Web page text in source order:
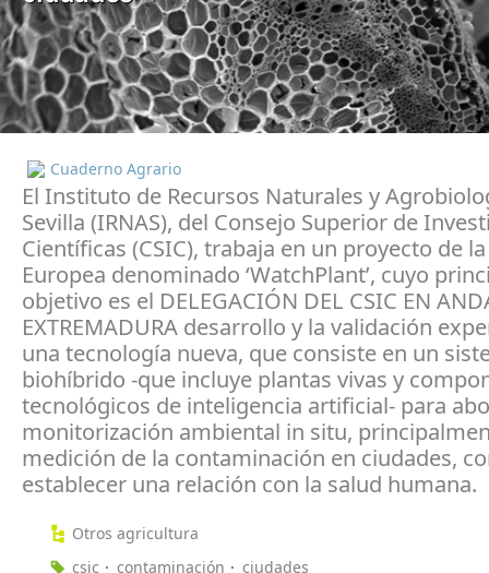
Cuaderno Agrario
El Instituto de Recursos Naturales y
Sevilla (IRNAS), del Consejo Superior de
Científicas (CSIC), trabaja en un proyecto de
Europea denominado ‘WatchPlant’, cuyo
objetivo es el DELEGACIÓN DEL CSIC EN
EXTREMADURA desarrollo y la validación
una tecnología nueva, que consiste en un
biohíbrido -que incluye plantas vivas y
tecnológicos de inteligencia artificial- para
monitorización ambiental in situ,
medición de la contaminación en ciudades,
establecer una relación con la salud humana.
Otros agricultura
csic
contaminación ciudades